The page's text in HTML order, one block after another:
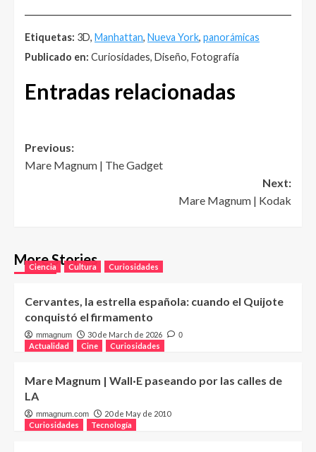
Etiquetas: 3D, Manhattan, Nueva York, panorámicas
Publicado en: Curiosidades, Diseño, Fotografía
Entradas relacionadas
Post
navigation
Previous:
Mare Magnum | The Gadget
Next:
Mare Magnum | Kodak
More Stories
Ciencia Cultura Curiosidades
Cervantes, la estrella española: cuando el Quijote
conquistó el firmamento
mmagnum 30 de March de 2026 0
Actualidad Cine Curiosidades
Mare Magnum | Wall·E paseando por las calles de
LA
mmagnum.com
20 de May de 2010
Curiosidades
Tecnología